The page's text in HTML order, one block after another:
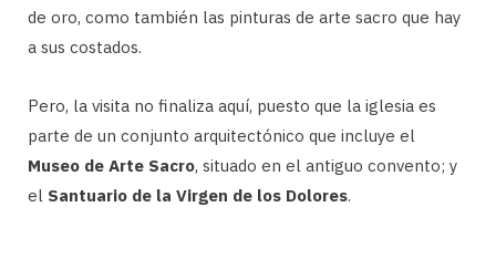
de oro, como también las pinturas de arte sacro que hay
a sus costados.
Pero, la visita no finaliza aquí, puesto que la iglesia es
parte de un conjunto arquitectónico que incluye el
Museo de Arte Sacro, situado en el antiguo convento; y
el Santuario de la Virgen de los Dolores.